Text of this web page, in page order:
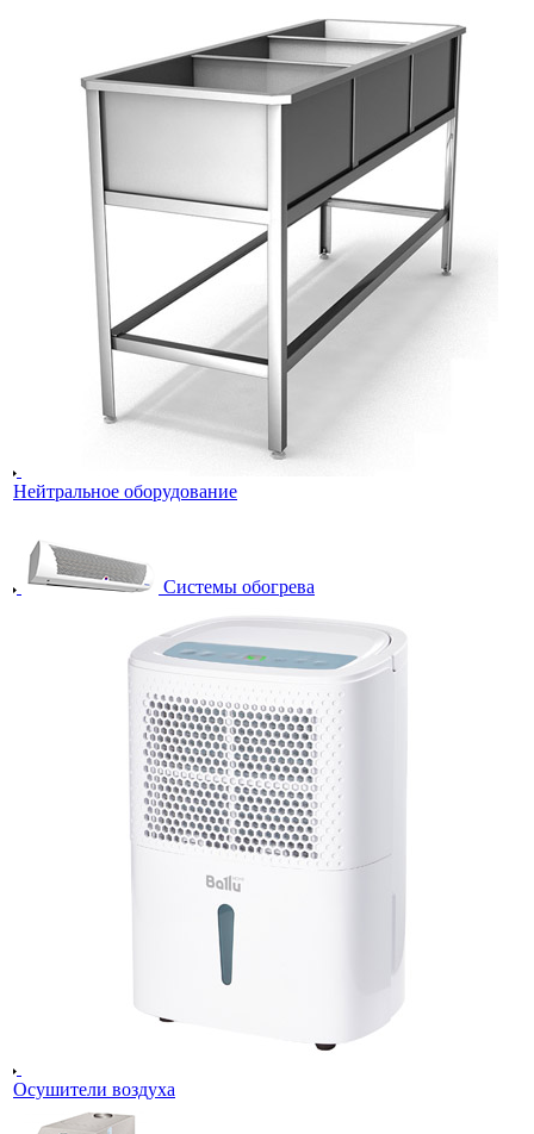
Нейтральное оборудование
Системы обогрева
Осушители воздуха